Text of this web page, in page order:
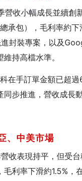
收小幅成長並續創
承包），毛利率約
封裝專案，以及
持高檔水準。
在手訂單金額已超
步推進，營收成長動
、中美市場
收表現持平，但受
毛利率下滑約1.5%，